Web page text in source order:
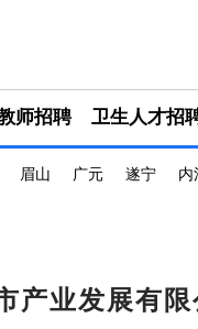
师招聘 卫生人才招
眉山 广元 遂宁 内
产业发展有